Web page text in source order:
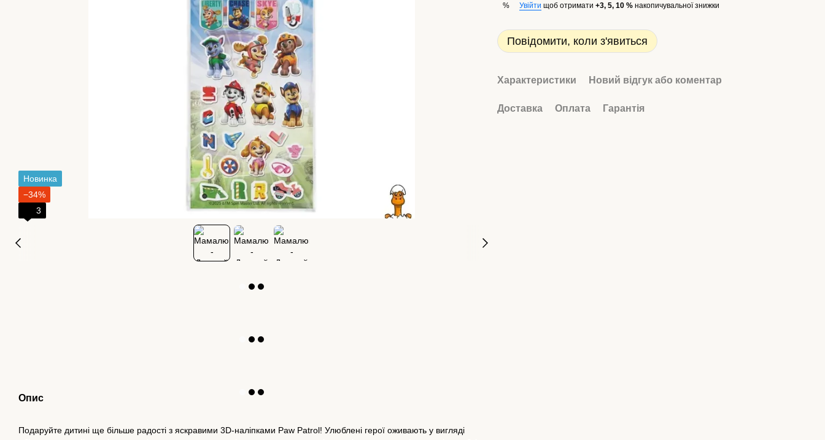
Новинка
−34%
3
Опис
Подаруйте дитині ще більше радості з яскравими 3D-наліпками Paw Patrol! Улюблені герої оживають у вигляді
% Увійти щоб отримати+3, 5, 10 % накопичувальної знижки
Повідомити, коли з'явиться
Характеристики Новий відгук або коментар
Доставка Оплата Гарантія